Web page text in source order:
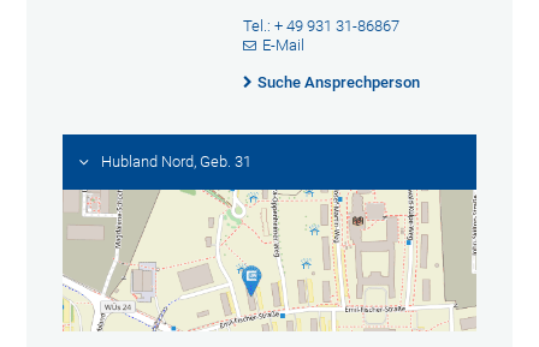
Tel.: + 49 931 31-86867
E-Mail
Suche Ansprechperson
Hubland Nord, Geb. 31